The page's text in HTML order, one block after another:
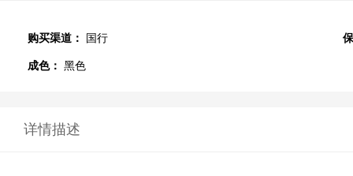
购买渠道： 国行
成色： 黑色
详情描述